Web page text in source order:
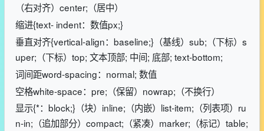
（右对齐）center;（居中）
缩进{text- indent：数值px;}
垂直对齐{vertical-align：baseline;}（基线）sub;（下标）s
uper;（下标）top; 文本顶部; 中间; 底部; text-bottom;
词间距word-spacing：normal; 数值
空格white-space：pre;（保留）nowrap;（不换行）
显示{*：block;}（块）inline;（内嵌）list-item;（列表项）ru
n-in;（追加部分）compact;（紧凑）marker;（标记）table;